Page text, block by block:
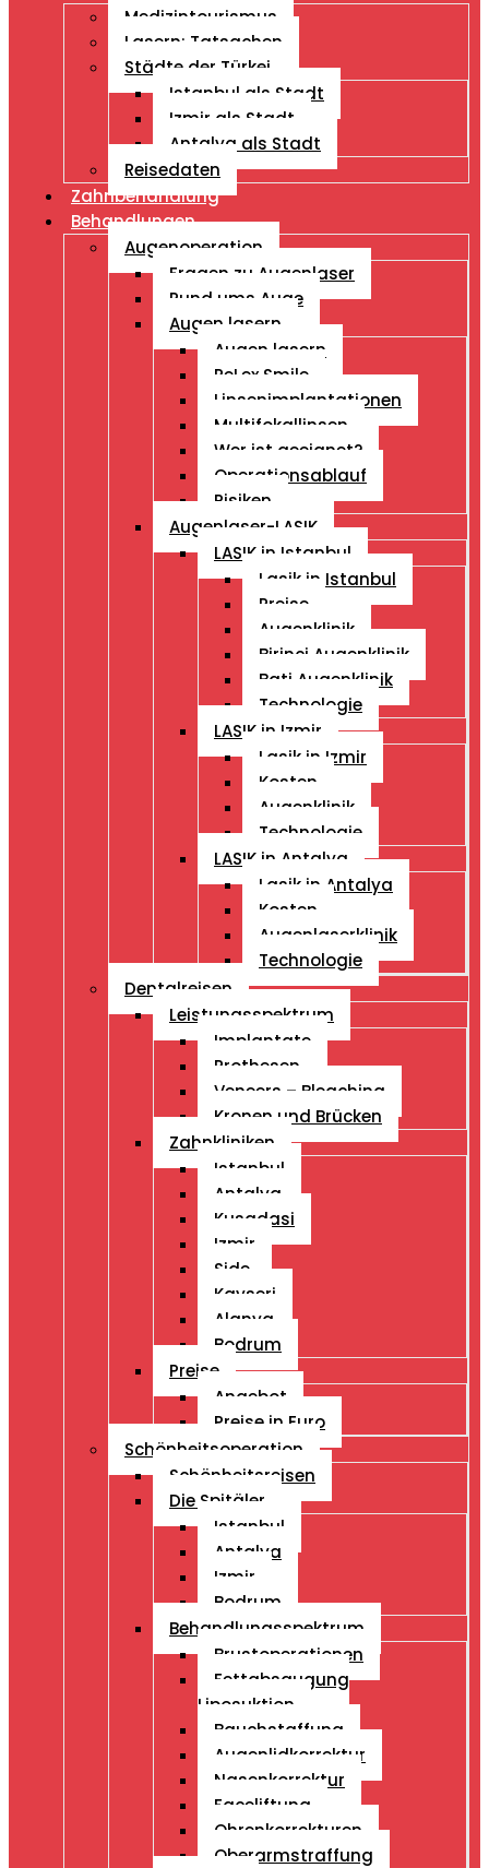
Medizintourismus
Lasern: Tatsachen
Städte der Türkei
Istanbul als Stadt
Izmir als Stadt
Antalya als Stadt
Reisedaten
Zahnbehandlung
Behandlungen
Augenoperation
Fragen zu Augenlaser
Rund ums Auge
Augen lasern
Augen lasern
ReLex Smile
Linsenimplantationen
Multifokallinsen
Wer ist geeignet?
Operationsablauf
Risiken
Augenlaser-LASIK
LASIK in Istanbul
Lasik in Istanbul
Preise
Augenklinik
Birinci Augenklinik
Bati Augenklinik
Technologie
LASIK in Izmir
Lasik in Izmir
Kosten
Augenklinik
Technologie
LASIK in Antalya
Lasik in Antalya
Kosten
Augenlaserklinik
Technologie
Dentalreisen
Leistungsspektrum
Implantate
Prothesen
Veneers – Bleaching
Kronen und Brücken
Zahnkliniken
Istanbul
Antalya
Kusadasi
Izmir
Side
Kayseri
Alanya
Bodrum
Preise
Angebot
Preise in Euro
Schönheitsoperation
Schönheitsreisen
Die Spitäler
Istanbul
Antalya
Izmir
Bodrum
Behandlungsspektrum
Brustoperationen
Fettabsaugung
Liposuktion
Bauchstaffung
Augenlidkorrektur
Nasenkorrektur
Faceliftung
Ohrenkorrekturen
Oberarmstraffung